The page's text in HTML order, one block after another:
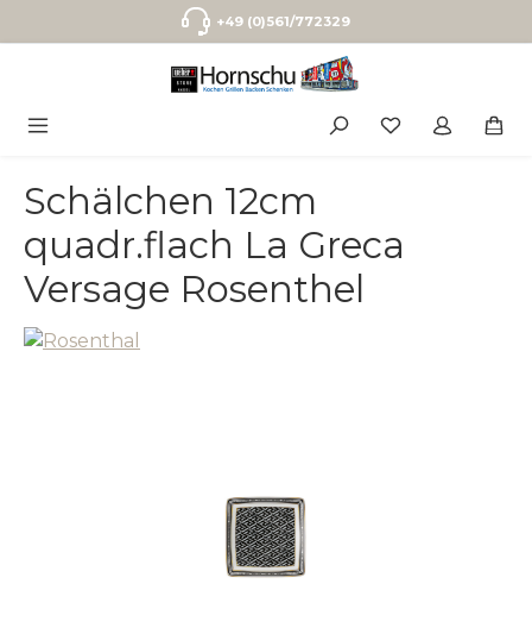
Zum Hauptinhalt springen+49 (0)561/772329
Schälchen 12cm
quadr.flach La Greca
Versage Rosenthel